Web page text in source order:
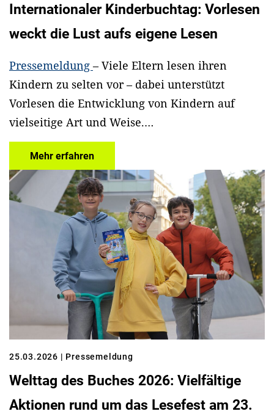
Internationaler Kinderbuchtag: Vorlesen
weckt die Lust aufs eigene Lesen
Pressemeldung– Viele Eltern lesen ihren
Kindern zu selten vor – dabei unterstützt
Vorlesen die Entwicklung von Kindern auf
vielseitige Art und Weise.…
Mehr erfahren
25.03.2026 | Pressemeldung
Welttag des Buches 2026: Vielfältige
Aktionen rund um das Lesefest am 23.